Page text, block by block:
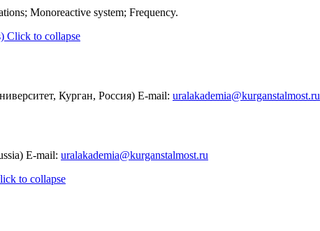
Monoreactive system; Frequency.
Click to collapse
Курган, Россия) E-mail: uralakademia@kurganstalmost.ru
E-mail: uralakademia@kurganstalmost.ru
to collapse